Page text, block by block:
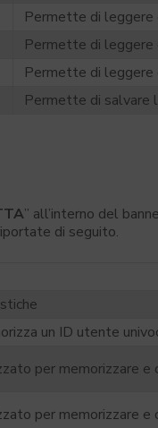
Permette di
Permette di
Permette di
Permette di salvare
” all’interno del
di seguito.
un ID utente
per memorizzare e
per memorizzare e